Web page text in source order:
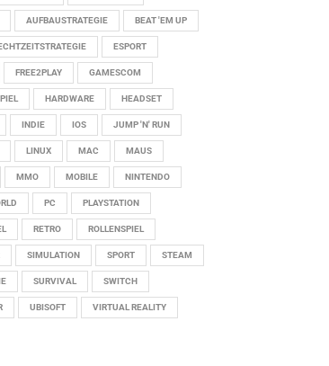
AUFBAUSTRATEGIE BEAT 'EM UP
ESPORT
FREE2PLAY GAMESCOM
HARDWARE HEADSET
INDIE IOS JUMP 'N' RUN
LINUX MAC MAUS
MMO MOBILE NINTENDO
PC PLAYSTATION
RETRO ROLLENSPIEL
SIMULATION SPORT STEAM
SURVIVAL SWITCH
UBISOFT VIRTUAL REALITY